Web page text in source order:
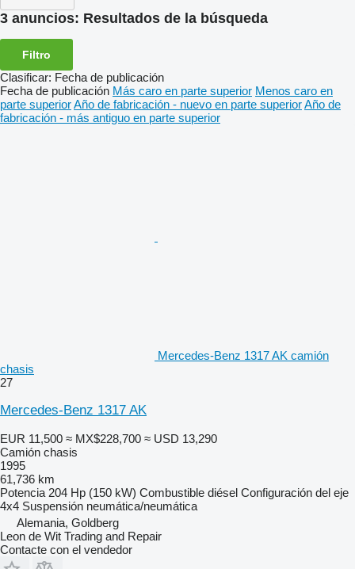
3 anuncios: Resultados de la búsqueda
Filtro
Clasificar: Fecha de publicación
Fecha de publicación Más caro en parte superior Menos caro en
parte superiorAño de fabricación - nuevo en parte superiorAño de
fabricación - más antiguo en parte superior
Mercedes-Benz 1317 AK camión
chasis
27
Mercedes-Benz 1317 AK
EUR 11,500 ≈ MX$228,700 ≈ USD 13,290
Camión chasis
1995
61,736 km
Potencia 204 Hp (150 kW) Combustible diésel Configuración del eje
4x4 Suspensión neumática/neumática
Alemania, Goldberg
Leon de Wit Trading and Repair
Contacte con el vendedor